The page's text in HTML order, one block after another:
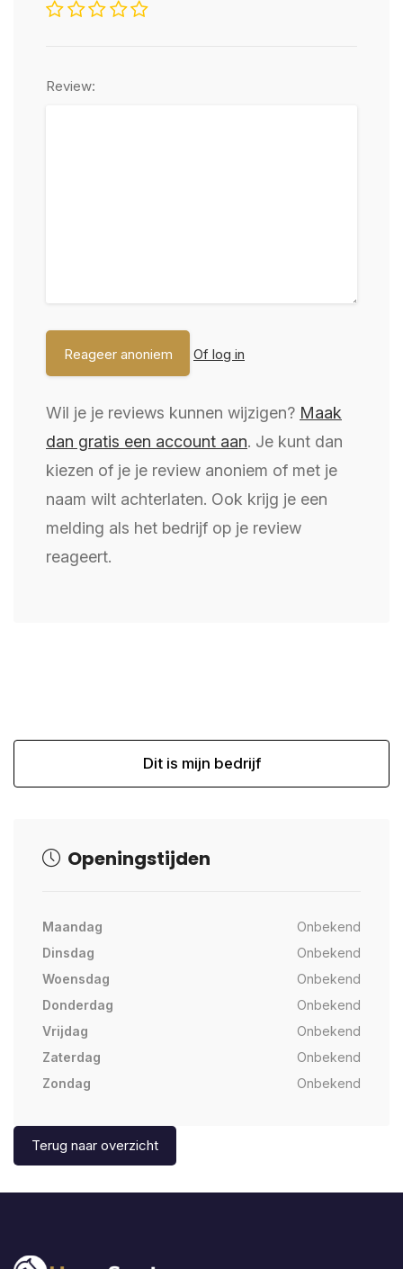
Review:
Of log in
Wil je je reviews kunnen wijzigen? Maak
dan gratis een account aan. Je kunt dan
kiezen of je je review anoniem of met je
naam wilt achterlaten. Ook krijg je een
melding als het bedrijf op je review
reageert.
Dit is mijn bedrijf
Openingstijden
Maandag
Onbekend
Dinsdag
Onbekend
Woensdag
Onbekend
Donderdag
Onbekend
Vrijdag
Onbekend
Zaterdag
Onbekend
Zondag
Onbekend
Terug naar overzicht